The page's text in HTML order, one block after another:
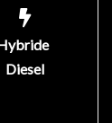
Diesel